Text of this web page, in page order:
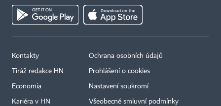
Kontakty
Tiráž redakce HN
Economia
Kariéra v HN
Ochrana osobních údajů
Prohlášení o cookies
Nastavení soukromí
Všeobecné smluvní podmínky